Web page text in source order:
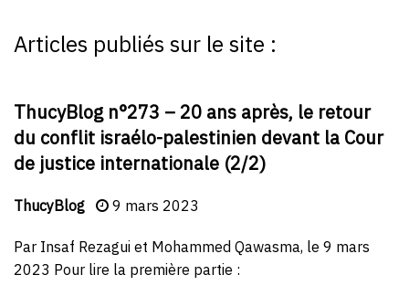
Articles publiés sur le site :
ThucyBlog n°273 – 20 ans après, le retour
du conflit israélo-palestinien devant la Cour
de justice internationale (2/2)
ThucyBlog 9 mars 2023
Par Insaf Rezagui et Mohammed Qawasma, le 9 mars
2023 Pour lire la première partie :